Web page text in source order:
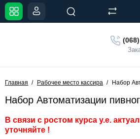
Главная Рабочее место кассира Набор
Набор Автоматизации
В связи с ростом курса у.е.
уточняйте !